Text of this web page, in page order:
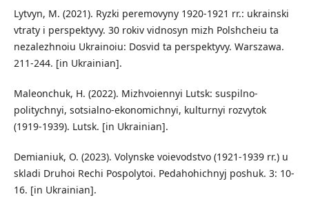
Lytvyn, M. (2021). Ryzki peremovyny 1920-1921 rr.: ukrainski
vtraty i perspektyvy. 30 rokiv vidnosyn mizh Polshcheiu ta
nezalezhnoiu Ukrainoiu: Dosvid ta perspektyvy. Warszawa.
211-244. [in Ukrainian].
Maleonchuk, H. (2022). Mizhvoiennyi Lutsk: suspilno-
politychnyi, sotsialno-ekonomichnyi, kulturnyi rozvytok
(1919-1939). Lutsk. [in Ukrainian].
Demianiuk, O. (2023). Volynske voievodstvo (1921-1939 rr.) u
skladi Druhoi Rechi Pospolytoi. Pedahohichnyj poshuk. 3: 10-
16. [in Ukrainian].